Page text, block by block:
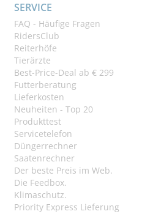
SERVICE
FAQ - Häufige Fragen
RidersClub
Reiterhöfe
Tierärzte
Best-Price-Deal ab € 299
Futterberatung
Lieferkosten
Neuheiten - Top 20
Produkttest
Servicetelefon
Düngerrechner
Saatenrechner
Der beste Preis im Web.
Die Feedbox.
Klimaschutz.
Priority Express Lieferung